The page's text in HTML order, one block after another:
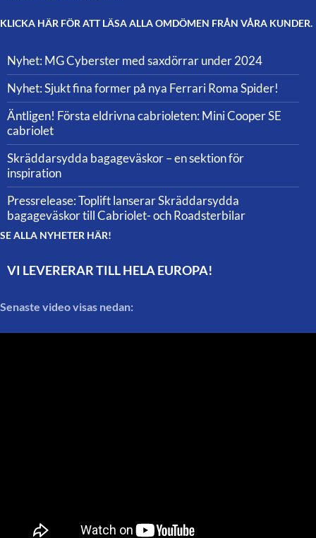
KLICKA HÄR FÖR ATT LÄSA ALLA OMDÖMEN FRÅN VÅRA KUNDER.
Nyhet: MG Cyberster med saxdörrar under 2024
Nyhet: Sjukt fina former på nya Ferrari Roma Spider!
Äntligen! Första eldrivna cabrioleten: Mini Cooper SE
cabriolet
Skräddarsydda bagageväskor – en sektion för
inspiration
Pressrelease: Toplift lanserar Skräddarsydda
bagageväskor till Cabriolet- och Roadsterbilar
SE ALLA NYHETER HÄR!
VI LEVERERAR TILL HELA EUROPA!
Senaste video visas nedan: